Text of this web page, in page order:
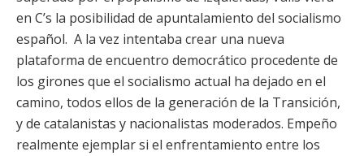
en C’s la posibilidad de apuntalamiento del socialismo
español. A la vez intentaba crear una nueva
plataforma de encuentro democrático procedente de
los girones que el socialismo actual ha dejado en el
camino, todos ellos de la generación de la Transición,
y de catalanistas y nacionalistas moderados. Empeño
realmente ejemplar si el enfrentamiento entre los